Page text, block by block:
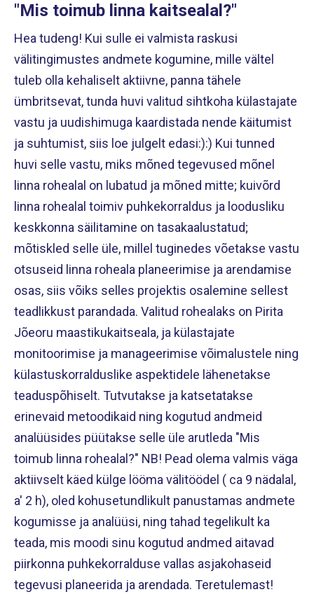
"Mis toimub linna kaitsealal?"
Hea tudeng! Kui sulle ei valmista raskusi
välitingimustes andmete kogumine, mille vältel
tuleb olla kehaliselt aktiivne, panna tähele
ümbritsevat, tunda huvi valitud sihtkoha külastajate
vastu ja uudishimuga kaardistada nende käitumist
ja suhtumist, siis loe julgelt edasi:):) Kui tunned
huvi selle vastu, miks mõned tegevused mõnel
linna rohealal on lubatud ja mõned mitte; kuivõrd
linna rohealal toimiv puhkekorraldus ja loodusliku
keskkonna säilitamine on tasakaalustatud;
mõtiskled selle üle, millel tuginedes võetakse vastu
otsuseid linna roheala planeerimise ja arendamise
osas, siis võiks selles projektis osalemine sellest
teadlikkust parandada. Valitud rohealaks on Pirita
Jõeoru maastikukaitseala, ja külastajate
monitoorimise ja manageerimise võimalustele ning
külastuskorralduslike aspektidele lähenetakse
teaduspõhiselt. Tutvutakse ja katsetatakse
erinevaid metoodikaid ning kogutud andmeid
analüüsides püütakse selle üle arutleda "Mis
toimub linna rohealal?" NB! Pead olema valmis väga
aktiivselt käed külge lööma välitöödel ( ca 9 nädalal,
a' 2 h), oled kohusetundlikult panustamas andmete
kogumisse ja analüüsi, ning tahad tegelikult ka
teada, mis moodi sinu kogutud andmed aitavad
piirkonna puhkekorralduse vallas asjakohaseid
tegevusi planeerida ja arendada. Teretulemast!